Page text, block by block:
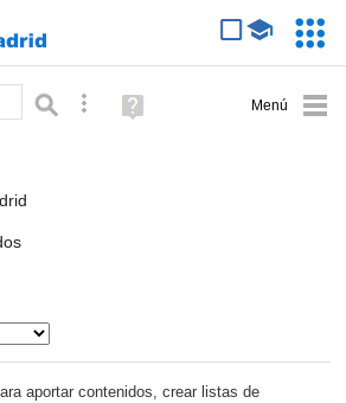
Búsqueda avanzada
Ayuda
(en
aportar contenidos, crear listas de